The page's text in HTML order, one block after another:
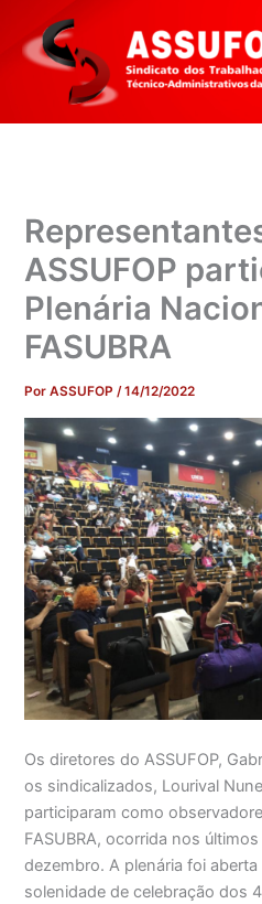
para
conteúdo
ASSUFOP
Plenária
FASUBRA
PorASSUFOP/14/12/2022
Os diretores do ASSUFOP,
os sindicalizados, Lourival
participaram como
FASUBRA, ocorrida nos
dezembro. A plenária foi
solenidade de celebração dos